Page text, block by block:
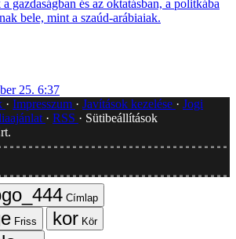
gazdaságban és az oktatásban, a politkába
bele, mint a szaúd-arábiaiak.
25. 6:37
Impresszum Javítások kezelése
Jogi
RSS
Sütibeállítások
Címlap
Friss
Kör